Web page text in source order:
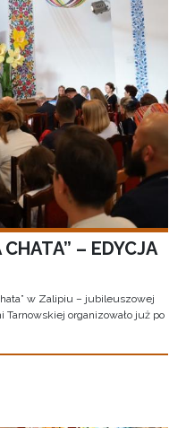
– EDYCJA
w Zalipiu – jubileuszowej
organizowało już po